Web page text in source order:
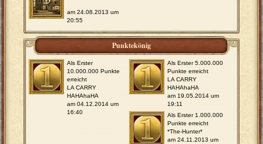
am 24.08.2013 um
20:55
Punktekönig
Als Erster
10.000.000 Punkte
erreicht
LA CARRY
HAHAhaHA
am 04.12.2014 um
16:40
Als Erster 5.000.000
Punkte erreicht
LA CARRY
HAHAhaHA
am 19.05.2014 um
19:11
Als Erster 1.000.000
Punkte erreicht
*The-Hunter*
am 24.11.2013 um